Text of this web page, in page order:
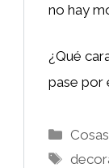
no hay
¿Qué
pase por